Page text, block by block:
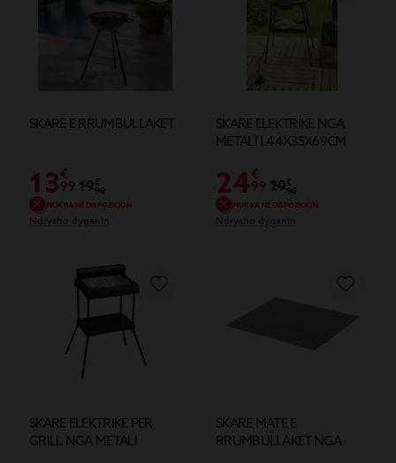
SKARE E RRUMBULLAKET
13€
99
NUK KA NË DISPOZICION
SKARE ELEKTRIKE NGA
METALI L44X35X69CM
24€
99
NUK KA NË DISPOZICION
SKARE ELEKTRIKE PER
GRILL NGA METALI
SKARE MATE E
RRUMBULLAKET NGA